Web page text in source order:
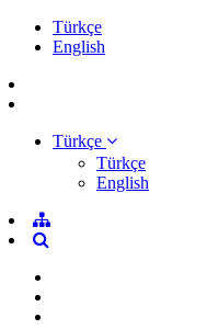
Türkçe
English
Türkçe
Türkçe
English